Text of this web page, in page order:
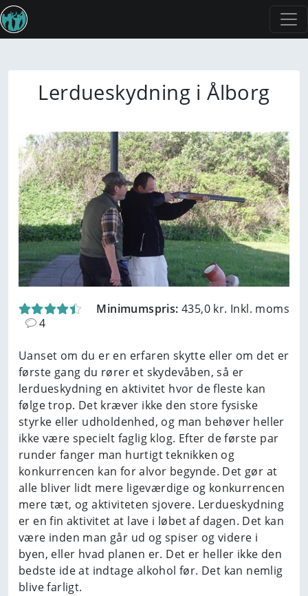
Lerdueskydning i Ålborg
Minimumspris: 435,0 kr. Inkl. moms
4
Uanset om du er en erfaren skytte eller om det er
første gang du rører et skydevåben, så er
lerdueskydning en aktivitet hvor de fleste kan
følge trop. Det kræver ikke den store fysiske
styrke eller udholdenhed, og man behøver heller
ikke være specielt faglig klog. Efter de første par
runder fanger man hurtigt teknikken og
konkurrencen kan for alvor begynde. Det gør at
alle bliver lidt mere ligeværdige og konkurrencen
mere tæt, og aktiviteten sjovere. Lerdueskydning
er en fin aktivitet at lave i løbet af dagen. Det kan
være inden man går ud og spiser og videre i
byen, eller hvad planen er. Det er heller ikke den
bedste ide at indtage alkohol før. Det kan nemlig
blive farligt.